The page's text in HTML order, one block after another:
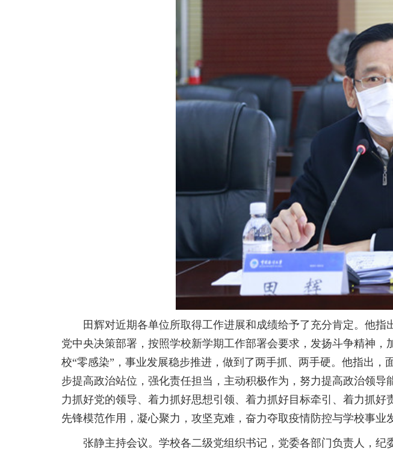
田辉对近期各单位所取得工作进展和成绩给予了充分肯定。他指
党中央决策部署，按照学校新学期工作部署会要求，发扬斗争精神
校“零感染”，事业发展稳步推进，做到了两手抓、两手硬。他指出
步提高政治站位，强化责任担当，主动积极作为，努力提高政治领
力抓好党的领导、着力抓好思想引领、着力抓好目标牵引、着力抓
先锋模范作用，凝心聚力，攻坚克难，奋力夺取疫情防控与学校事业
张静主持会议。学校各二级党组织书记，党委各部门负责人，纪